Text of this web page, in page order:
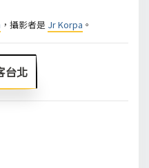
，攝影者是 Jr Korpa 。
台北